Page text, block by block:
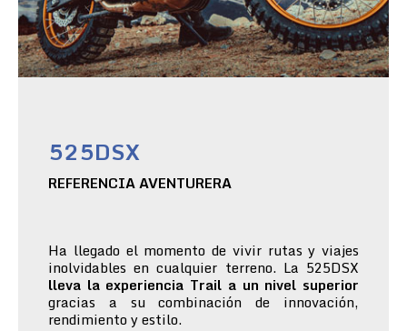
525DSX
REFERENCIA AVENTURERA
Ha llegado el momento de vivir rutas y viajes
inolvidables en cualquier terreno. La 525DSX
lleva la experiencia Trail a un nivel superior
gracias a su combinación de innovación,
rendimiento y estilo.